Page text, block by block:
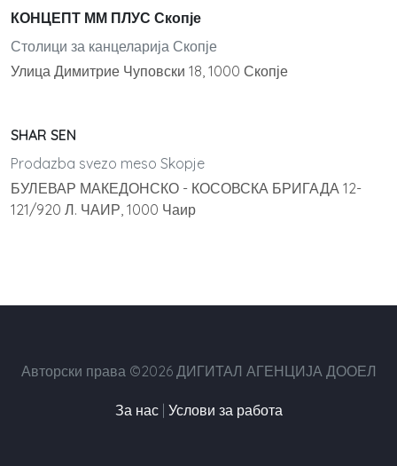
КОНЦЕПТ ММ ПЛУС Скопје
Столици за канцеларија Скопје
Улица Димитрие Чуповски 18, 1000 Скопје
SHAR SEN
Prodazba svezo meso Skopje
БУЛЕВАР МАКЕДОНСКО - КОСОВСКА БРИГАДА 12-
121/920 Л. ЧАИР, 1000 Чаир
Авторски права ©2026 ДИГИТАЛ АГЕНЦИЈА ДООЕЛ
За нас| Услови за работа